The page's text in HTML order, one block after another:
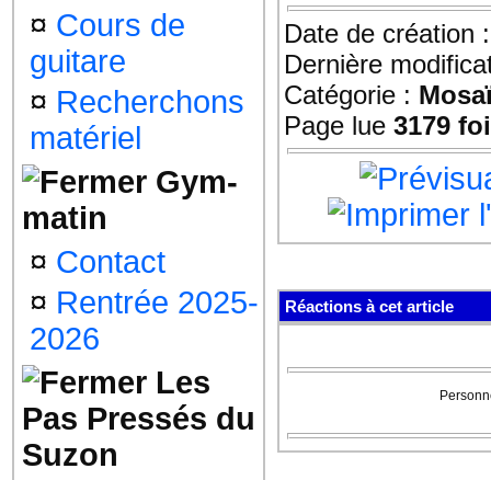
¤ Cours de
guitare
¤ Recherchons
matériel
Gym-
matin
¤ Contact
¤ Rentrée 2025-
2026
Les
Pas Pressés du
Suzon
Date de création
Dernière
Catégorie :
Page lue 3179
Réactions à cet article